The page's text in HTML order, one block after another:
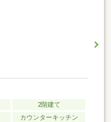
2階建て
カウンターキッチン